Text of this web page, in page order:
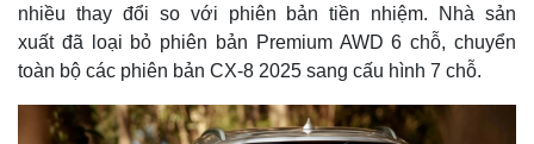
nhiều thay đổi so với phiên bản tiền nhiệm. Nhà sản
xuất đã loại bỏ phiên bản Premium AWD 6 chỗ, chuyển
toàn bộ các phiên bản CX-8 2025 sang cấu hình 7 chỗ.